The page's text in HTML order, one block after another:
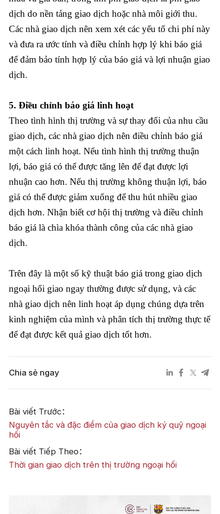
dịch do nền tảng giao dịch hoặc nhà môi giới thu.
Các nhà giao dịch nên xem xét các yếu tố chi phí này
và đưa ra ước tính và điều chỉnh hợp lý khi báo giá
để đảm bảo tính hợp lý của báo giá và lợi nhuận giao
dịch.
5. Điều chỉnh báo giá linh hoạt
Theo tình hình thị trường và sự thay đổi của nhu cầu
giao dịch, các nhà giao dịch nên điều chỉnh báo giá
một cách linh hoạt. Nếu tình hình thị trường thuận
lợi, báo giá có thể được tăng lên để đạt được lợi
nhuận cao hơn. Nếu thị trường không thuận lợi, báo
giá có thể được giảm xuống để thu hút nhiều giao
dịch hơn. Nhận biết cơ hội thị trường và điều chỉnh
báo giá là chìa khóa thành công của các nhà giao
dịch.
Trên đây là một số kỹ thuật báo giá trong giao dịch
ngoại hối giao ngay thường được sử dụng, và các
nhà giao dịch nên linh hoạt áp dụng chúng dựa trên
kinh nghiệm của mình và phân tích thị trường thực tế
để đạt được kết quả giao dịch tốt hơn.
Chia sẻ ngay
Bài viết Trước：
Nguyên tắc và đặc điểm của giao dịch ký quỹ ngoại
hối
Bài viết Tiếp Theo：
Thời gian giao dịch trên thị trường ngoại hối